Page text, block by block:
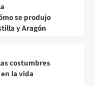
se produjo
y Aragón
costumbres
la vida